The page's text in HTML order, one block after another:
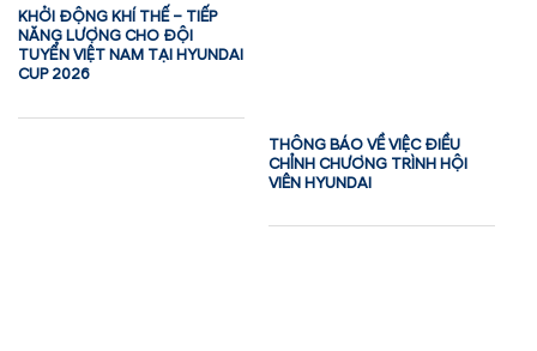
KHỞI ĐỘNG KHÍ THẾ – TIẾP
NĂNG LƯỢNG CHO ĐỘI
TUYỂN VIỆT NAM TẠI HYUNDAI
CUP 2026
THÔNG BÁO VỀ VIỆC ĐIỀU
CHỈNH CHƯƠNG TRÌNH HỘI
VIÊN HYUNDAI